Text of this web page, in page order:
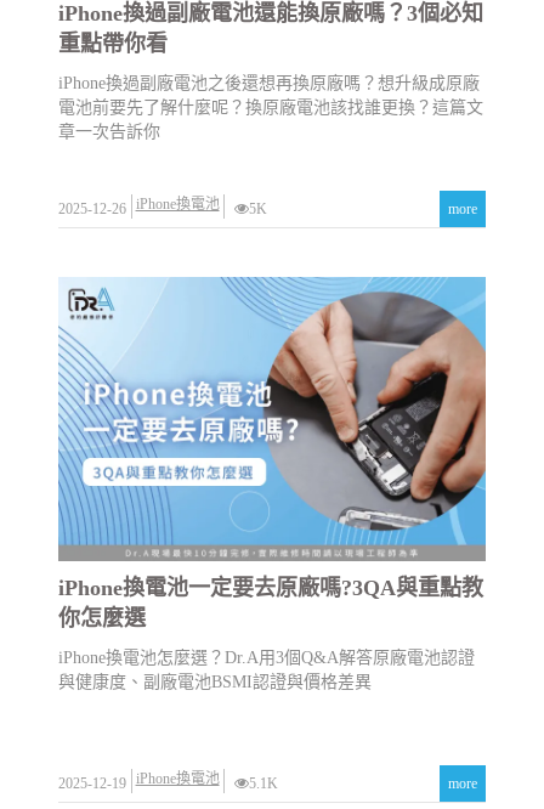
iPhone換過副廠電池還能換原廠嗎？3個必知
重點帶你看
iPhone換過副廠電池之後還想再換原廠嗎？想升級成原廠
電池前要先了解什麼呢？換原廠電池該找誰更換？這篇文
章一次告訴你
2025-12-26 iPhone換電池 5K more
iPhone換電池一定要去原廠嗎?3QA與重點教
你怎麼選
iPhone換電池怎麼選？Dr.A用3個Q&A解答原廠電池認證
與健康度、副廠電池BSMI認證與價格差異
2025-12-19 iPhone換電池 5.1K more